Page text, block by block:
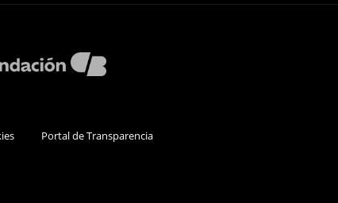
Portal de Transparencia